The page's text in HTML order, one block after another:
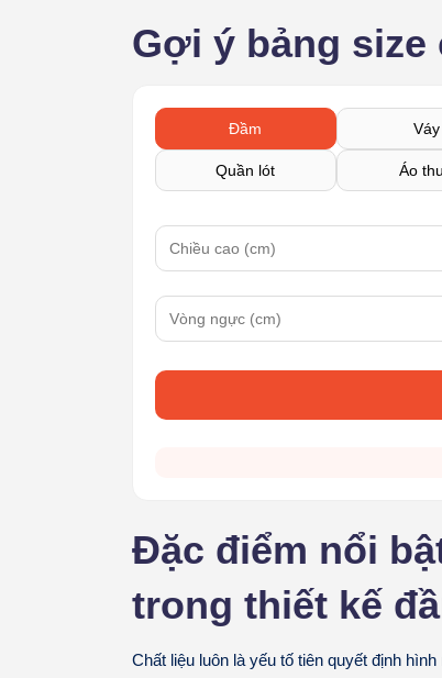
Gợi ý bảng
Đầm Váy
Quần lót Áo
Đặc điểm nổi
trong thiết kế
Chất liệu luôn là yếu tố tiên quyết định